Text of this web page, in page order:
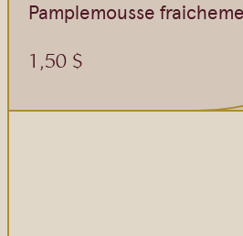
Pamplemousse
1,50 $